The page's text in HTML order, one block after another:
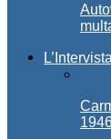
L’Intervista